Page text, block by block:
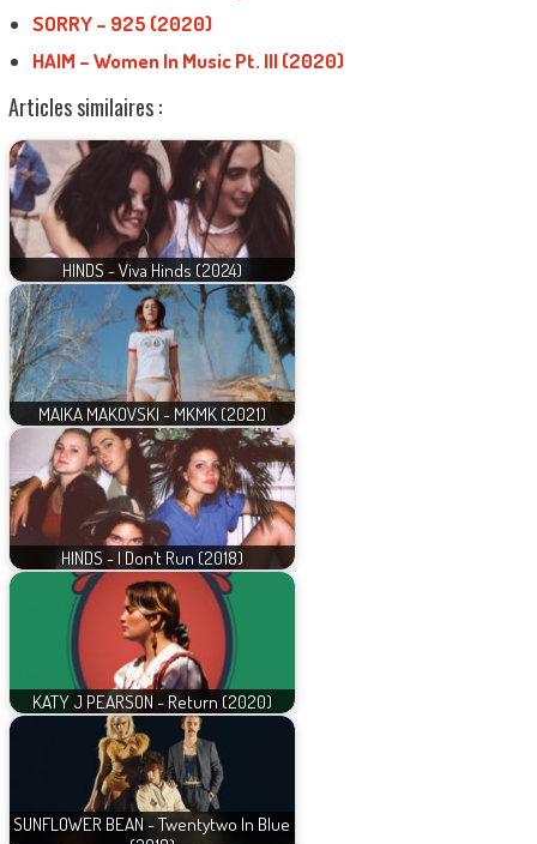
SORRY – 925 (2020)
HAIM – Women In Music Pt. III (2020)
Articles similaires :
HINDS - Viva Hinds (2024)
MAIKA MAKOVSKI - MKMK (2021)
HINDS - I Don’t Run (2018)
KATY J PEARSON - Return (2020)
SUNFLOWER BEAN - Twentytwo In Blue